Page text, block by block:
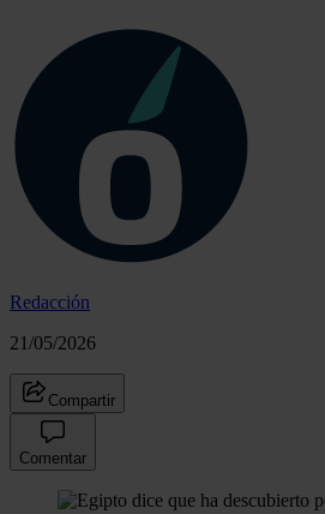
Redacción
21/05/2026
Compartir
Comentar